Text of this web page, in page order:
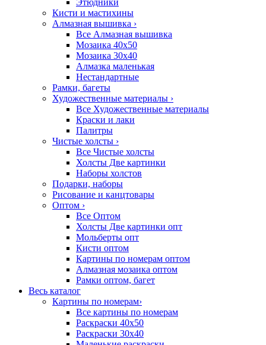
Этюдники
Кисти и мастихины
Алмазная вышивка ›
Все Алмазная вышивка
Мозаика 40x50
Мозаика 30x40
Алмазка маленькая
Нестандартные
Рамки, багеты
Художественные материалы ›
Все Художественные материалы
Краски и лаки
Палитры
Чистые холсты ›
Все Чистые холсты
Холсты Две картинки
Наборы холстов
Подарки, наборы
Рисование и канцтовары
Оптом ›
Все Оптом
Холсты Две картинки опт
Мольберты опт
Кисти оптом
Картины по номерам оптом
Алмазная мозаика оптом
Рамки оптом, багет
Весь каталог
Картины по номерам›
Все картины по номерам
Раскраски 40х50
Раскраски 30х40